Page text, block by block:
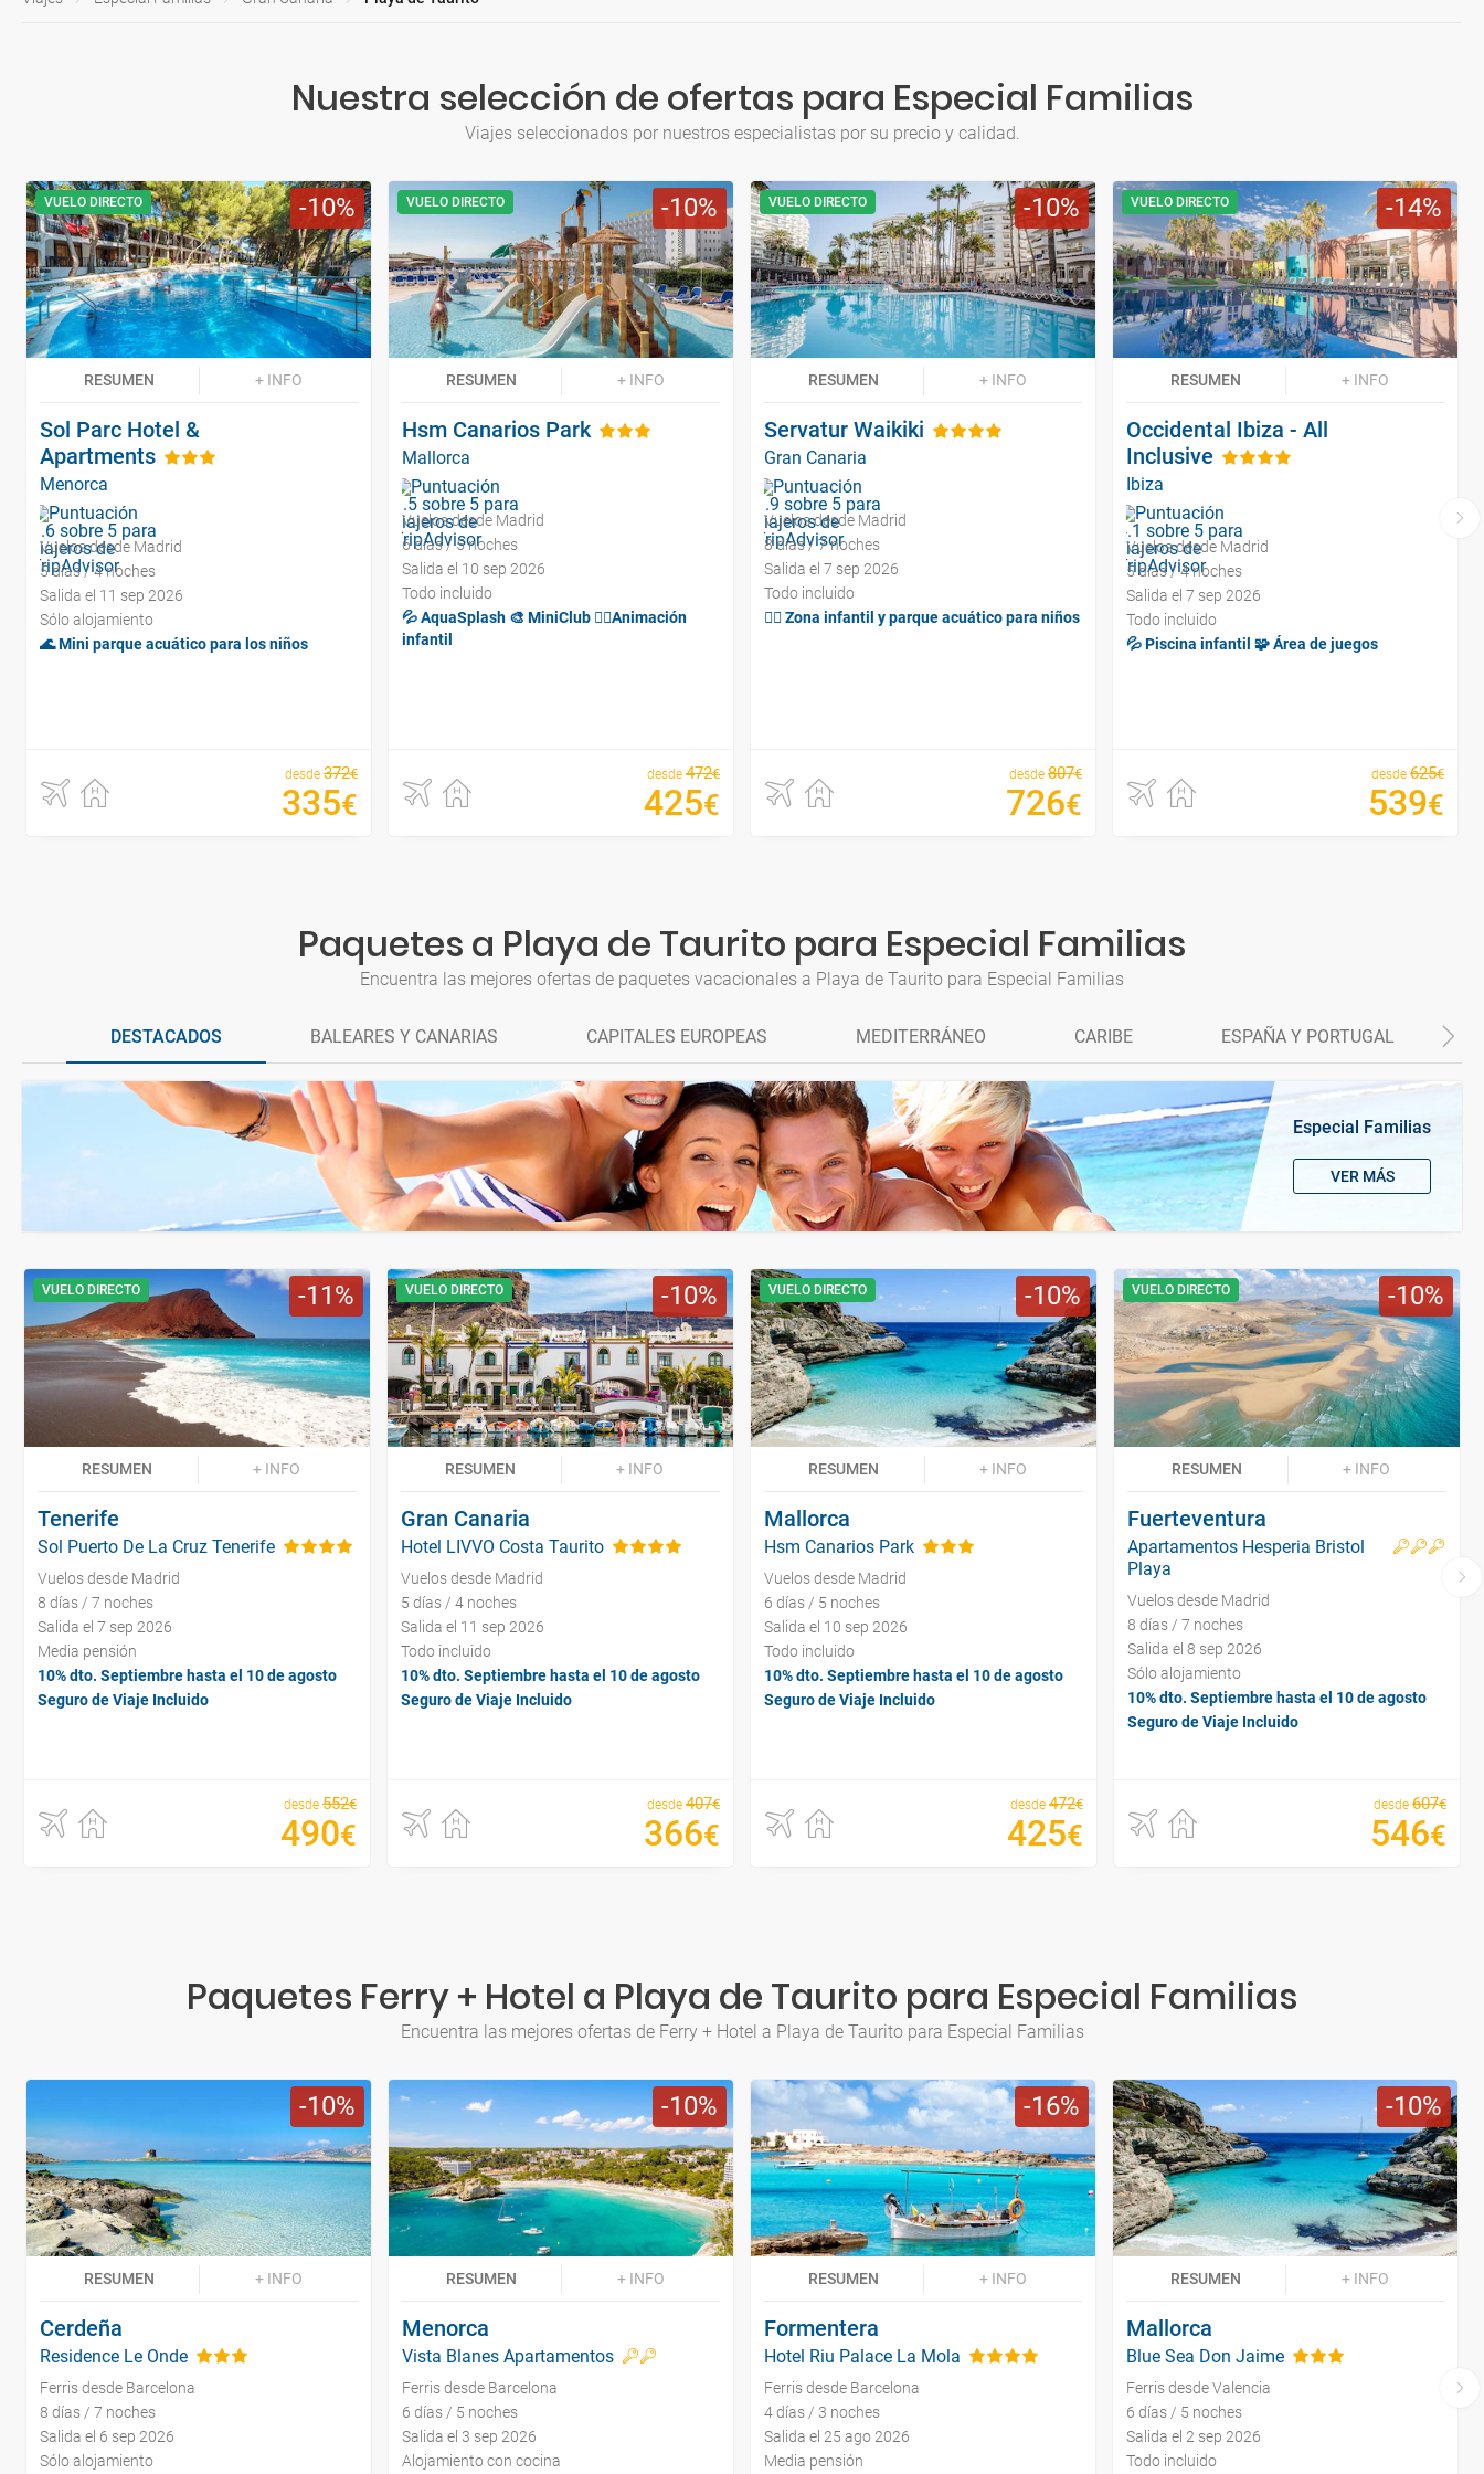
Nuestra selección de ofertas para Especial Familias
Viajes seleccionados por nuestros especialistas por su precio y calidad.
10
VUELO DIRECTO
RESUMEN + INFO
Sol Parc Hotel &
Apartments
Menorca
Vuelos desde Madrid
5 días / 4 noches
Salida el 11 sep 2026
Sólo alojamiento
🌊 Mini parque acuático para los niños
desde 372€
335€
10
VUELO DIRECTO
RESUMEN + INFO
Hsm Canarios Park
Mallorca
Vuelos desde Madrid
6 días / 5 noches
Salida el 10 sep 2026
Todo incluido
💦 AquaSplash 🎨 MiniClub 🤹‍♂️Animación
infantil
desde 472€
425€
10
VUELO DIRECTO
RESUMEN + INFO
Servatur Waikiki
Gran Canaria
Vuelos desde Madrid
8 días / 7 noches
Salida el 7 sep 2026
Todo incluido
🤹‍♀️ Zona infantil y parque acuático para niños
desde 807€
726€
14
VUELO DIRECTO
RESUMEN + INFO
Occidental Ibiza - All
Inclusive
Ibiza
Vuelos desde Madrid
5 días / 4 noches
Salida el 7 sep 2026
Todo incluido
💦 Piscina infantil 🧩 Área de juegos
desde 625€
539€
Paquetes a Playa de Taurito para Especial Familias
Encuentra las mejores ofertas de paquetes vacacionales a Playa de Taurito para Especial Familias
DESTACADOS BALEARES Y CANARIAS CAPITALES EUROPEAS MEDITERRÁNEO CARIBE ESPAÑA Y PORTUGAL
Especial Familias
VER MÁS
11
VUELO DIRECTO
RESUMEN + INFO
Tenerife
Sol Puerto De La Cruz Tenerife
Vuelos desde Madrid
8 días / 7 noches
Salida el 7 sep 2026
Media pensión
10% dto. Septiembre hasta el 10 de agosto
Seguro de Viaje Incluido
desde 552€
490€
10
VUELO DIRECTO
RESUMEN + INFO
Gran Canaria
Hotel LIVVO Costa Taurito
Vuelos desde Madrid
5 días / 4 noches
Salida el 11 sep 2026
Todo incluido
10% dto. Septiembre hasta el 10 de agosto
Seguro de Viaje Incluido
desde 407€
366€
10
VUELO DIRECTO
RESUMEN + INFO
Mallorca
Hsm Canarios Park
Vuelos desde Madrid
6 días / 5 noches
Salida el 10 sep 2026
Todo incluido
10% dto. Septiembre hasta el 10 de agosto
Seguro de Viaje Incluido
desde 472€
425€
10
VUELO DIRECTO
RESUMEN + INFO
Fuerteventura
Apartamentos Hesperia Bristol
Playa
Vuelos desde Madrid
8 días / 7 noches
Salida el 8 sep 2026
Sólo alojamiento
10% dto. Septiembre hasta el 10 de agosto
Seguro de Viaje Incluido
desde 607€
546€
Paquetes Ferry + Hotel a Playa de Taurito para Especial Familias
Encuentra las mejores ofertas de Ferry + Hotel a Playa de Taurito para Especial Familias
10
RESUMEN + INFO
Cerdeña
Residence Le Onde
Ferris desde Barcelona
8 días / 7 noches
Salida el 6 sep 2026
Sólo alojamiento
10
RESUMEN + INFO
Menorca
Vista Blanes Apartamentos
Ferris desde Barcelona
6 días / 5 noches
Salida el 3 sep 2026
Alojamiento con cocina
16
RESUMEN + INFO
Formentera
Hotel Riu Palace La Mola
Ferris desde Barcelona
4 días / 3 noches
Salida el 25 ago 2026
Media pensión
10
RESUMEN + INFO
Mallorca
Blue Sea Don Jaime
Ferris desde Valencia
6 días / 5 noches
Salida el 2 sep 2026
Todo incluido